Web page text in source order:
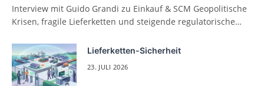
Interview mit Guido Grandi zu Einkauf & SCM Geopolitische
Krisen, fragile Lieferketten und steigende regulatorische…
Lieferketten-Sicherheit
23. JULI 2026